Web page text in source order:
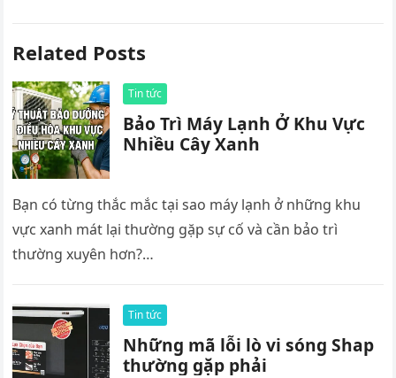
Related Posts
Tin tức
Bảo Trì Máy Lạnh Ở Khu Vực
Nhiều Cây Xanh
Bạn có từng thắc mắc tại sao máy lạnh ở những khu
vực xanh mát lại thường gặp sự cố và cần bảo trì
thường xuyên hơn?…
Tin tức
Những mã lỗi lò vi sóng Shap
thường gặp phải